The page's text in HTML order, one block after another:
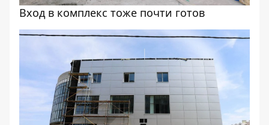
Вход в комплекс тоже почти готов